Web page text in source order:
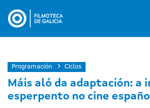
contenido
Programación Ciclos
Máis aló da adaptación: a
esperpento no cine